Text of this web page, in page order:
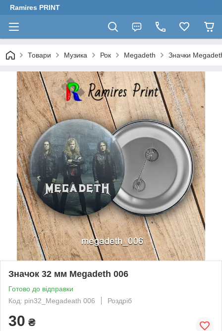
Ramires PRINT
Товари Музика Рок Megadeth Значки
Значок 32 мм Megadeth 006
Готово до відправки
Код: pin32_Megadeath 006
Роздріб
30 ₴